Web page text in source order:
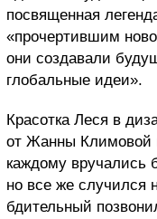
посвященная
«прочертившим
они создавали
глобальные идеи».
Красотка Леся в
от Жанны Климовой
каждому вручались
но все же случился
бдительный